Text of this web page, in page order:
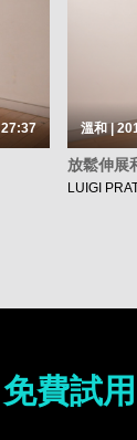
27:37 溫和 |
放鬆伸展
LUIGI
免費試